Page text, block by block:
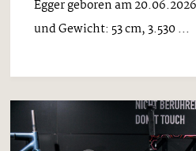
Egger geboren am
und Gewicht: 53 cm, 3.530 ...